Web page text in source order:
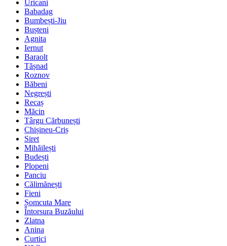
Uricani
Babadag
Bumbești-Jiu
Bușteni
Agnita
Iernut
Baraolt
Tășnad
Roznov
Băbeni
Negrești
Recaș
Măcin
Târgu Cărbunești
Chișineu-Criș
Siret
Mihăilești
Budești
Plopeni
Panciu
Călimănești
Fieni
Șomcuta Mare
Întorsura Buzăului
Zlatna
Anina
Curtici